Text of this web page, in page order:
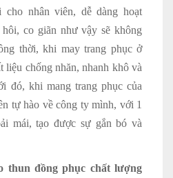
cho nhân viên, dễ dàng hoạt
co giãn như vậy sẽ không
thời, khi may trang phục ở
chống nhăn, nhanh khô và
đó, khi mang trang phục của
tự hào về công ty mình, với 1
mái, tạo được sự gắn bó và
thun đồng phục chất lượng